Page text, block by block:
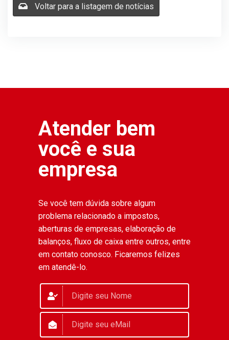
Voltar para a listagem de notícias
Atender bem
você e sua
empresa
Se você tem dúvida sobre algum
problema relacionado a impostos,
aberturas de empresas, elaboração de
balanços, fluxo de caixa entre outros, entre
em contato conosco. Ficaremos felizes
em atendê-lo.